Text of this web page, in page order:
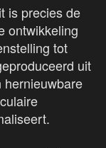
is precies de
ontwikkeling
tot
uit
hernieuwbare